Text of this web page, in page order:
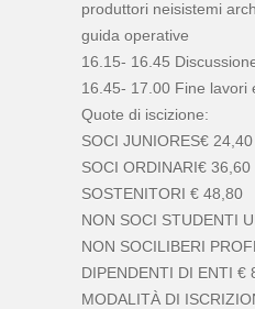
produttori neisistemi
guida operative
16.15- 16.45
16.45- 17.00 Fine lavori
Quote di iscizione:
SOCI JUNIORES€ 24,40
SOCI ORDINARI€ 36,60
SOSTENITORI € 48,80
NON SOCI STUDENTI
NON SOCILIBERI
DIPENDENTI DI ENTI €
MODALITÀ DI